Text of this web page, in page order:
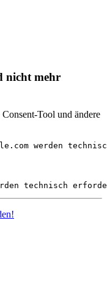
nicht mehr
Tool und ändere
werden
technisch